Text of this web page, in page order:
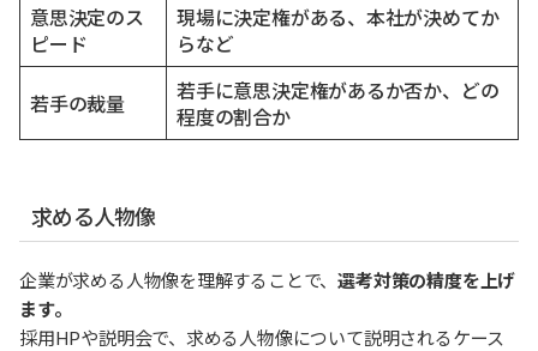
意思決定のス
ピード
現場に決定権がある、本社が決めてか
らなど
若手の裁量
若手に意思決定権があるか否か、どの
程度の割合か
求める人物像
企業が求める人物像を理解することで、選考対策の精度を上げ
ます。
採用HPや説明会で、求める人物像について説明されるケース